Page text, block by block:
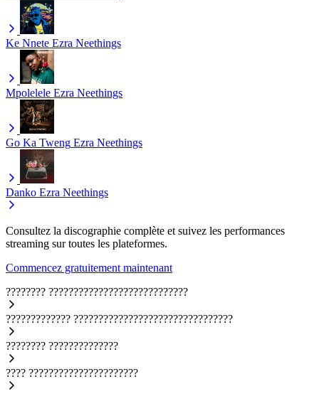
Ke Nnete Ezra Neethings
Mpolelele Ezra Neethings
Go Ka Tweng Ezra Neethings
Danko Ezra Neethings
Consultez la discographie complète et suivez les performances
streaming sur toutes les plateformes.
Commencez gratuitement maintenant
???????? ????????????????????????????
????????????? ????????????????????????????????
???????? ??????????????
???? ??????????????????????